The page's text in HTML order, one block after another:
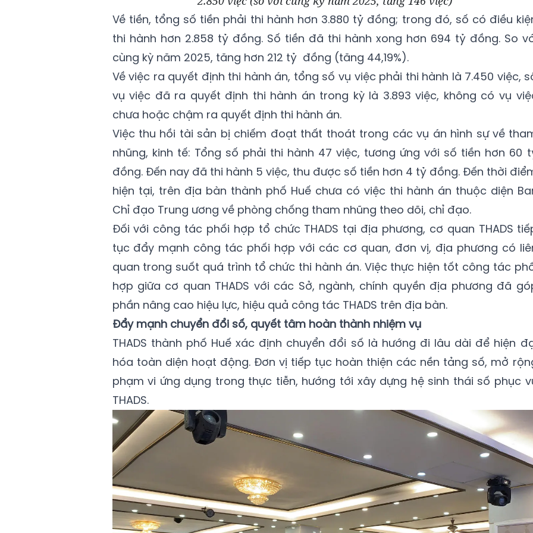
Về tiền, tổng số tiền phải thi hành hơn 3.880 tỷ đồng; trong đó, số có điều
thi hành hơn 2.858 tỷ đồng. Số tiền đã thi hành xong hơn 694 tỷ đồng. So
cùng kỳ năm 2025, tăng hơn 212 tỷ đồng (tăng 44,19%).
Về việc ra quyết định thi hành án, tổng số vụ việc phải thi hành là 7.450 việc,
vụ việc đã ra quyết định thi hành án trong kỳ là 3.893 việc, không có vụ
chưa hoặc chậm ra quyết định thi hành án.
Việc thu hồi tài sản bị chiếm đoạt thất thoát trong các vụ án hình sự về
nhũng, kinh tế: Tổng số phải thi hành 47 việc, tương ứng với số tiền hơn 60
đồng. Đến nay đã thi hành 5 việc, thu được số tiền hơn 4 tỷ đồng. Đến thời
hiện tại, trên địa bàn thành phố Huế chưa có việc thi hành án thuộc diện
Chỉ đạo Trung ương về phòng chống tham nhũng theo dõi, chỉ đạo.
Đối với công tác phối hợp tổ chức THADS tại địa phương, cơ quan THADS
tục đẩy mạnh công tác phối hợp với các cơ quan, đơn vị, địa phương có
quan trong suốt quá trình tổ chức thi hành án. Việc thực hiện tốt công tác
hợp giữa cơ quan THADS với các Sở, ngành, chính quyền địa phương đã
phần nâng cao hiệu lực, hiệu quả công tác THADS trên địa bàn.
Đẩy mạnh chuyển đổi số, quyết tâm hoàn thành nhiệm vụ
THADS thành phố Huế xác định chuyển đổi số là hướng đi lâu dài để hiện
hóa toàn diện hoạt động. Đơn vị tiếp tục hoàn thiện các nền tảng số, mở
phạm vi ứng dụng trong thực tiễn, hướng tới xây dựng hệ sinh thái số phục
THADS.